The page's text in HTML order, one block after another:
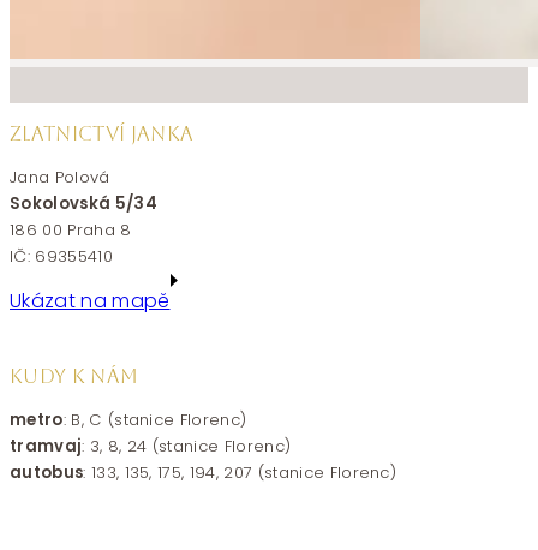
ZLATNICTVÍ JANKA
Jana Polová
Sokolovská 5/34
186 00 Praha 8
IČ: 69355410
Ukázat na mapě
KUDY K NÁM
metro: B, C (stanice Florenc)
tramvaj: 3, 8, 24 (stanice Florenc)
autobus: 133, 135, 175, 194, 207 (stanice Florenc)